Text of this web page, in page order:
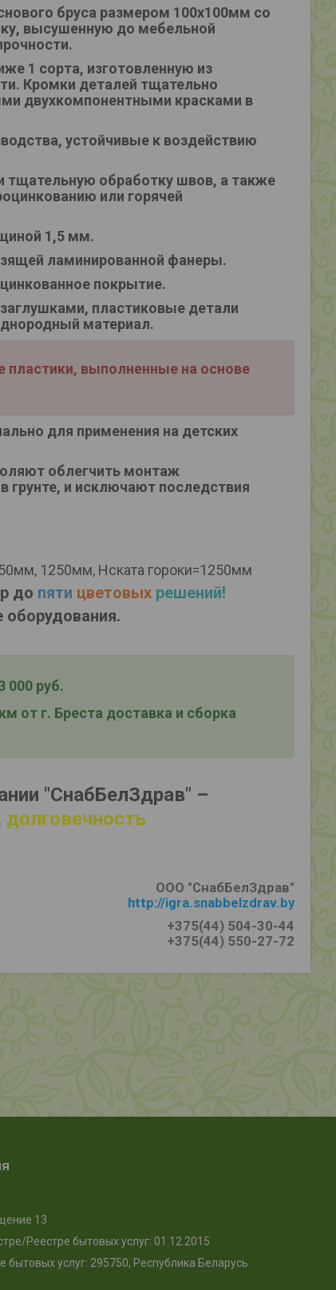
бруса размером 100х100мм со
высушенную до мебельной
1 сорта, изготовленную из
Кромки деталей тщательно
двухкомпонентными красками в
устойчивые к воздействию
тщательную обработку швов, а также
или горячей
1,5 мм.
ламинированной фанеры.
покрытие.
пластиковые детали
материал.
пластики, выполненные на основе
для применения на детских
облегчить монтаж
грунте, и исключают последствия
1250мм, Нската гороки=1250мм
до пяти цветовыхрешений!
оборудования.
000 руб.
от г. Бреста доставка и сборка
"СнабБелЗдрав" –
долговечность
ООО "СнабБелЗдрав"
http://igra.snabbelzdrav.by
+375(44) 504-30-44
+375(44) 550-27-72
13
Реестре бытовых услуг: 01.12.2015
услуг: 295750, Республика Беларусь